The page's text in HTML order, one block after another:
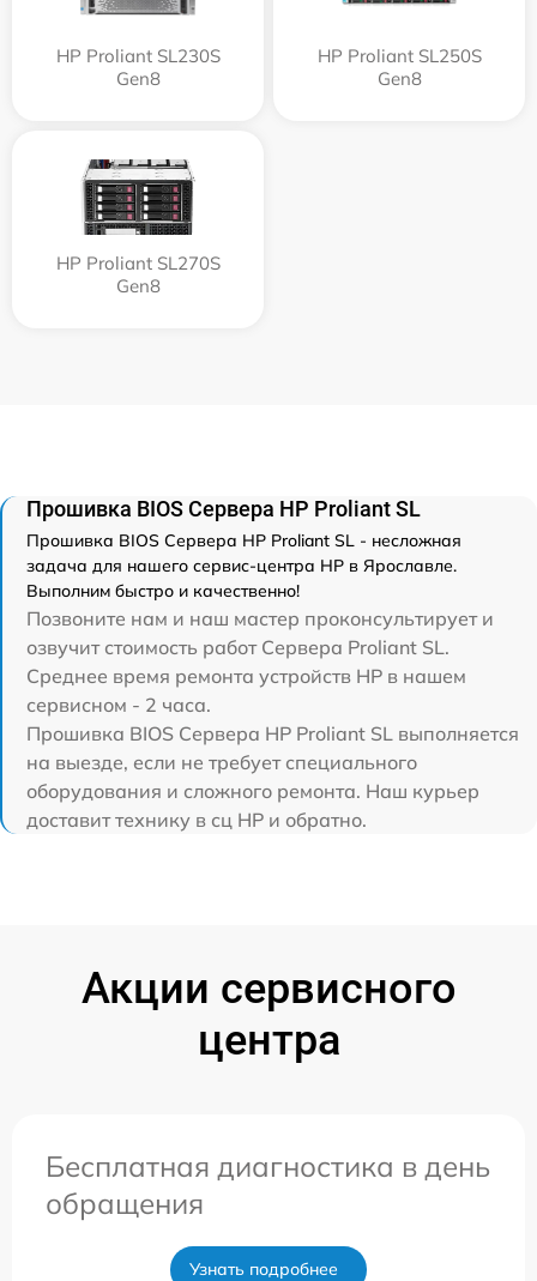
HP Proliant SL230S
Gen8
HP Proliant SL250S
Gen8
HP Proliant SL270S
Gen8
Прошивка BIOS Сервера HP Proliant SL
Прошивка BIOS Сервера HP Proliant SL - несложная
задача для нашего сервис-центра HP в Ярославле.
Выполним быстро и качественно!
Позвоните нам и наш мастер проконсультирует и
озвучит стоимость работ Сервера Proliant SL.
Среднее время ремонта устройств HP в нашем
сервисном - 2 часа.
Прошивка BIOS Сервера HP Proliant SL выполняется
на выезде, если не требует специального
оборудования и сложного ремонта. Наш курьер
доставит технику в сц HP и обратно.
Акции сервисного
центра
Бесплатная диагностика в день
обращения
Узнать подробнее